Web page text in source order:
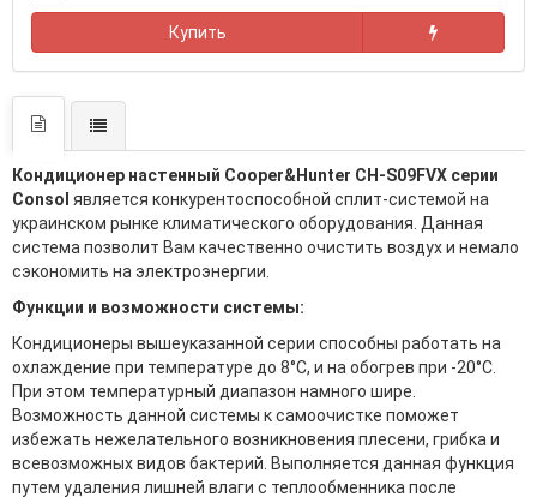
Купить
Кондиционер настенный Cooper&Hunter CH-S09FVX серии
Consol является конкурентоспособной сплит-системой на
украинском рынке климатического оборудования. Данная
система позволит Вам качественно очистить воздух и немало
сэкономить на электроэнергии.
Функции и возможности системы:
Кондиционеры вышеуказанной серии способны работать на
охлаждение при температуре до 8°C, и на обогрев при -20°C.
При этом температурный диапазон намного шире.
Возможность данной системы к самоочистке поможет
избежать нежелательного возникновения плесени, грибка и
всевозможных видов бактерий. Выполняется данная функция
путем удаления лишней влаги с теплообменника после